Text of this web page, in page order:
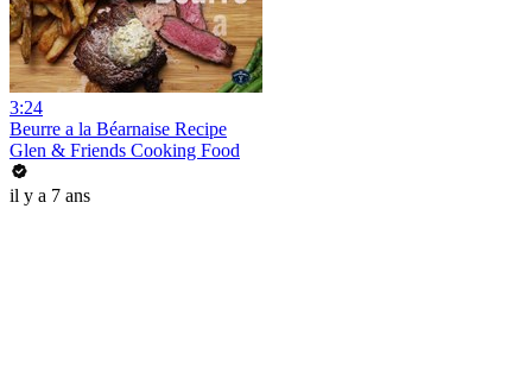
3:24
Beurre a la Béarnaise Recipe
Glen & Friends Cooking Food
il y a 7 ans